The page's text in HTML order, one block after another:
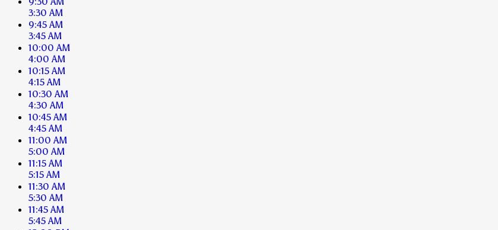
3:30 AM
9:45 AM
3:45 AM
10:00 AM
4:00 AM
10:15 AM
4:15 AM
10:30 AM
4:30 AM
10:45 AM
4:45 AM
11:00 AM
5:00 AM
11:15 AM
5:15 AM
11:30 AM
5:30 AM
11:45 AM
5:45 AM